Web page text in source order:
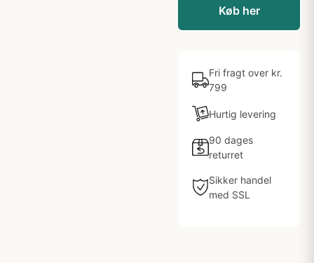
Køb her
Fri fragt over kr.
799
Hurtig levering
90 dages
returret
Sikker handel
med SSL